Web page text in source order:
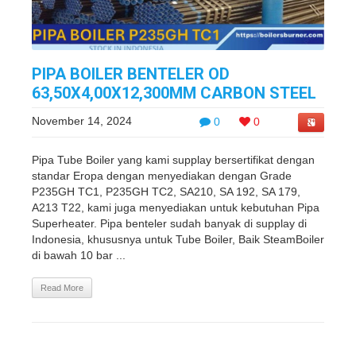
PIPA BOILER BENTELER OD
63,50X4,00X12,300MM CARBON STEEL
0 0
November 14, 2024
Pipa Tube Boiler yang kami supplay bersertifikat dengan
standar Eropa dengan menyediakan dengan Grade
P235GH TC1, P235GH TC2, SA210, SA 192, SA 179,
A213 T22, kami juga menyediakan untuk kebutuhan Pipa
Superheater. Pipa benteler sudah banyak di supplay di
Indonesia, khususnya untuk Tube Boiler, Baik SteamBoiler
di bawah 10 bar ...
Read More